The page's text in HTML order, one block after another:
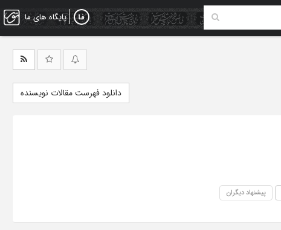
پایگاه های ما
دانلود فهرست مقالات نویسنده
پیشنهاد دیگران